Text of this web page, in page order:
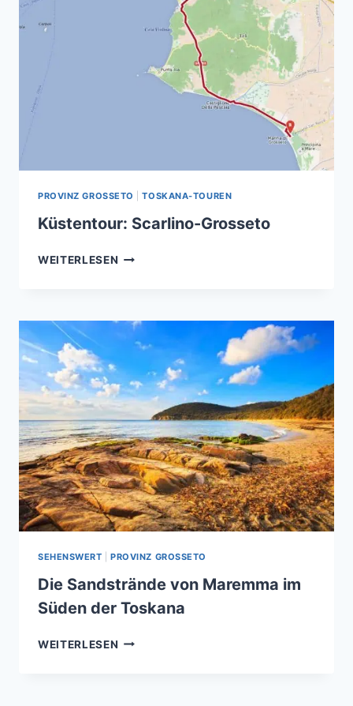
PROVINZ GROSSETO |TOSKANA-TOUREN
Küstentour: Scarlino-Grosseto
WEITERLESEN KÜSTENTOUR:
SEHENSWERT |PROVINZ GROSSETO
Die Sandstrände von Maremma im
Süden der Toskana
WEITERLESEN DIE